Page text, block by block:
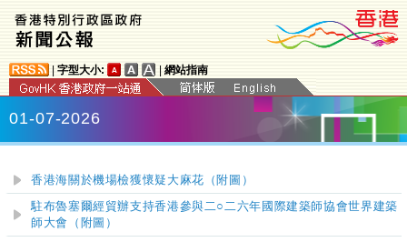
字型大小: 網站指南
01-07-2026
香港海關於機場檢獲懷疑大麻花（附圖）
駐布魯塞爾經貿辦支持香港參與二○二六年國際建築師協會世界建築
師大會（附圖）